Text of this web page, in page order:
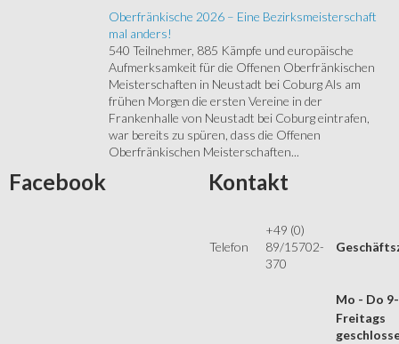
Oberfränkische 2026 – Eine Bezirksmeisterschaft
mal anders!
540 Teilnehmer, 885 Kämpfe und europäische
Aufmerksamkeit für die Offenen Oberfränkischen
Meisterschaften in Neustadt bei Coburg Als am
frühen Morgen die ersten Vereine in der
Frankenhalle von Neustadt bei Coburg eintrafen,
war bereits zu spüren, dass die Offenen
Oberfränkischen Meisterschaften...
Facebook Kontakt
Telefon
+49 (0)
89/15702-
370
Mo - Do
Freitags